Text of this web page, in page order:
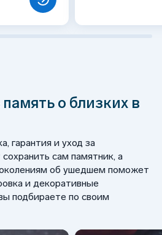
о близких в
гарантия и уход за
сам памятник, а
об ушедшем поможет
и декоративные
подбираете по своим